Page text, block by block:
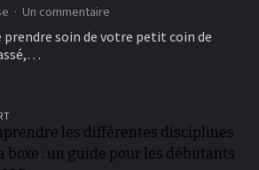
Un commentaire
meilleurs
un
jardin
magnifique
prendre soin de votre petit coin de
les différentes disciplines
boxe : un guide pour les débutants